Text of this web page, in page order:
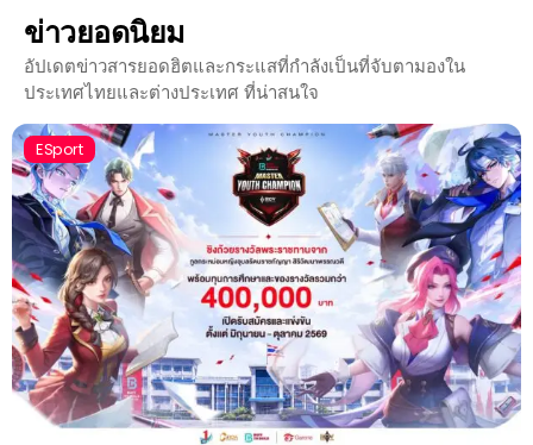
ข่าวยอดนิยม
อัปเดตข่าวสารยอดฮิตและกระแสที่กำลังเป็นที่จับตามองใน
ประเทศไทยและต่างประเทศ ที่น่าสนใจ
ESport